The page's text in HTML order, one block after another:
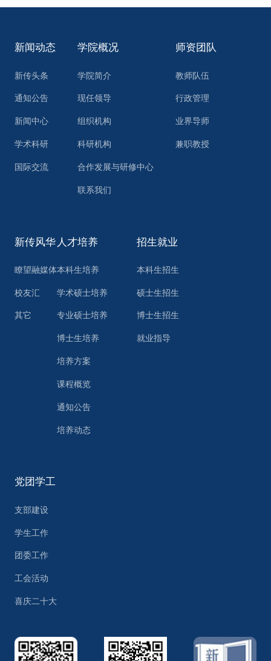
新闻动态
新传头条
通知公告
新闻中心
学术科研
国际交流
学院概况
学院简介
现任领导
组织机构
科研机构
合作发展与研修中心
联系我们
师资团队
教师队伍
行政管理
业界导师
兼职教授
新传风华
瞭望融媒体
校友汇
其它
人才培养
本科生培养
学术硕士培养
专业硕士培养
博士生培养
培养方案
课程概览
通知公告
培养动态
招生就业
本科生招生
硕士生招生
博士生招生
就业指导
党团学工
支部建设
学生工作
团委工作
工会活动
喜庆二十大